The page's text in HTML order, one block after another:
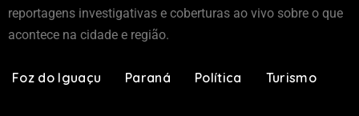
reportagens investigativas e coberturas ao vivo sobre o que
acontece na cidade e região.
Foz do Iguaçu Paraná Política Turismo